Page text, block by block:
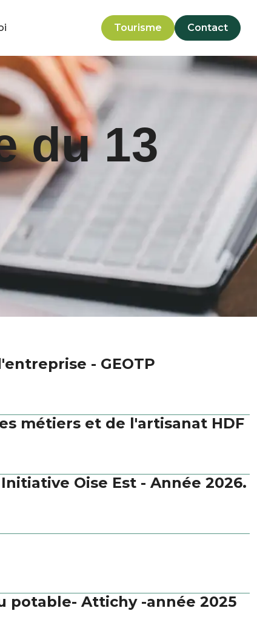
Tourisme Contact
du 13
- GEOTP
métiers et de l'artisanat HDF
Oise Est - Année 2026.
potable- Attichy -année 2025